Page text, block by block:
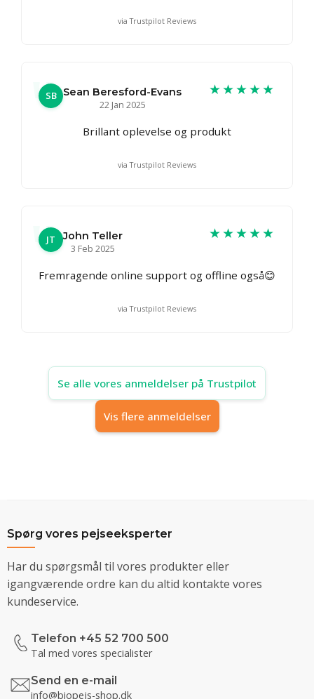
via Trustpilot Reviews
SB Sean Beresford-Evans
22 Jan 2025
★★★★★
Brillant oplevelse og produkt
via Trustpilot Reviews
JT
John Teller
3 Feb 2025
★★★★★
Fremragende online support og offline også😊
via Trustpilot Reviews
Se alle vores anmeldelser på Trustpilot
Vis flere anmeldelser
Spørg vores pejseeksperter
Har du spørgsmål til vores produkter eller
igangværende ordre kan du altid kontakte vores
kundeservice.
Telefon +45 52 700 500
Tal med vores specialister
Send en e-mail
info@biopejs-shop.dk